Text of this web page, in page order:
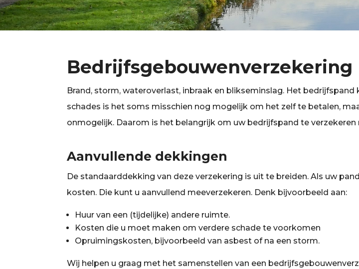
Bedrijfsgebouwenverzekering
Brand, storm, wateroverlast, inbraak en blikseminslag. Het
schades is het soms misschien nog mogelijk om het zelf te betalen,
onmogelijk. Daarom is het belangrijk om uw bedrijfspand te
Aanvullende dekkingen
De standaarddekking van deze verzekering is uit te breiden. Als uw
kosten. Die kunt u aanvullend meeverzekeren. Denk bijvoorbeeld aan:
Huur van een (tijdelijke) andere ruimte.
Kosten die u moet maken om verdere schade te voorkomen
Opruimingskosten, bijvoorbeeld van asbest of na een storm.
Wij helpen u graag met het samenstellen van een